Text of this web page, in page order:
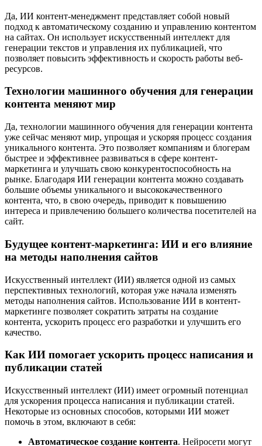
Да, ИИ контент-менеджмент представляет собой новый
подход к автоматическому созданию и управлению контентом
на сайтах. Он использует искусственный интеллект для
генерации текстов и управления их публикацией, что
позволяет повысить эффективность и скорость работы веб-
ресурсов.
Технологии машинного обучения для генерации
контента меняют мир
Да, технологии машинного обучения для генерации контента
уже сейчас меняют мир, упрощая и ускоряя процесс создания
уникального контента. Это позволяет компаниям и блогерам
быстрее и эффективнее развиваться в сфере контент-
маркетинга и улучшать свою конкурентоспособность на
рынке. Благодаря ИИ генерации контента можно создавать
большие объемы уникального и высококачественного
контента, что, в свою очередь, приводит к повышению
интереса и привлечению большего количества посетителей на
сайт.
Будущее контент-маркетинга: ИИ и его влияние
на методы наполнения сайтов
Искусственный интеллект (ИИ) является одной из самых
перспективных технологий, которая уже начала изменять
методы наполнения сайтов. Использование ИИ в контент-
маркетинге позволяет сократить затраты на создание
контента, ускорить процесс его разработки и улучшить его
качество.
Как ИИ помогает ускорить процесс написания и
публикации статей
Искусственный интеллект (ИИ) имеет огромный потенциал
для ускорения процесса написания и публикации статей.
Некоторые из основных способов, которыми ИИ может
помочь в этом, включают в себя:
Автоматическое создание контента. Нейросети могут